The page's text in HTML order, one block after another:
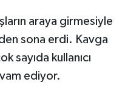
araya girmesiyle
sona erdi. Kavga
sayıda kullanıcı
ediyor.